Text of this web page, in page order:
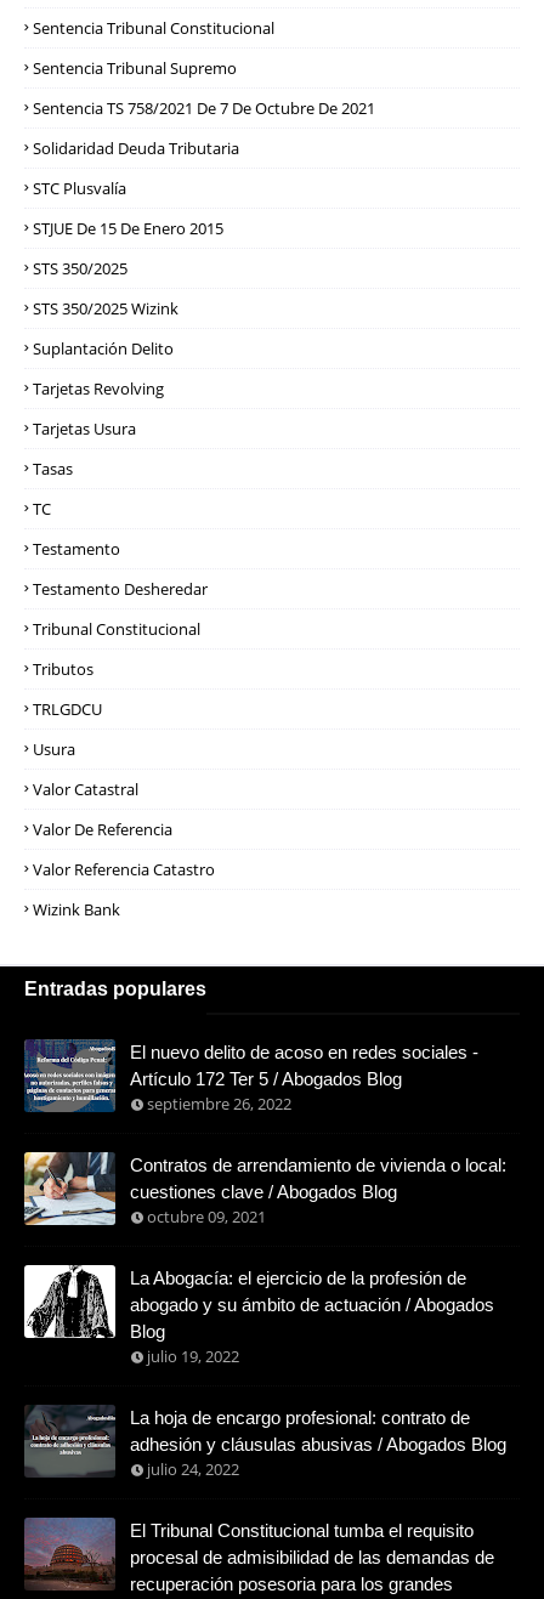
Sentencia Tribunal Constitucional
Sentencia Tribunal Supremo
Sentencia TS 758/2021 De 7 De Octubre De 2021
Solidaridad Deuda Tributaria
STC Plusvalía
STJUE De 15 De Enero 2015
STS 350/2025
STS 350/2025 Wizink
Suplantación Delito
Tarjetas Revolving
Tarjetas Usura
Tasas
TC
Testamento
Testamento Desheredar
Tribunal Constitucional
Tributos
TRLGDCU
Usura
Valor Catastral
Valor De Referencia
Valor Referencia Catastro
Wizink Bank
Entradas populares
El nuevo delito de acoso en redes sociales -
Artículo 172 Ter 5 / Abogados Blog
septiembre 26, 2022
Contratos de arrendamiento de vivienda o local:
cuestiones clave / Abogados Blog
octubre 09, 2021
La Abogacía: el ejercicio de la profesión de
abogado y su ámbito de actuación / Abogados
Blog
julio 19, 2022
La hoja de encargo profesional: contrato de
adhesión y cláusulas abusivas / Abogados Blog
julio 24, 2022
El Tribunal Constitucional tumba el requisito
procesal de admisibilidad de las demandas de
recuperación posesoria para los grandes